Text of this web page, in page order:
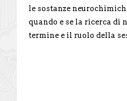
le sostanze
quando e se la ricerca di
termine e il ruolo della